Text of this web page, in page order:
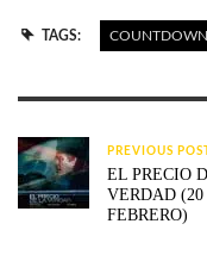
TAGS: COUNTDOWN
PREVIOUS POST
EL PRECIO
VERDAD (20
FEBRERO)